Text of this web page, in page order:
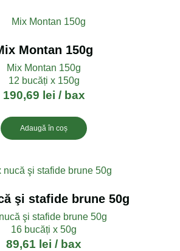
Montan 150g
Mix Montan 150g
12 bucăți x 150g
190,69 lei / bax
Adaugă în coș
şi stafide brune 50g
şi stafide brune 50g
16 bucăți x 50g
89,61 lei / bax